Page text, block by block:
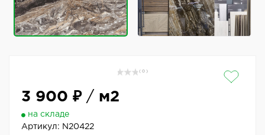
( 0 )
3 900 ₽/ м2
на складе
Артикул: N20422